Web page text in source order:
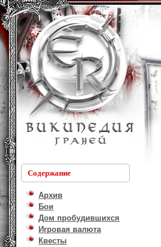
Содержание
Архив
Бои
Дом пробудившихся
Игровая валюта
Квесты